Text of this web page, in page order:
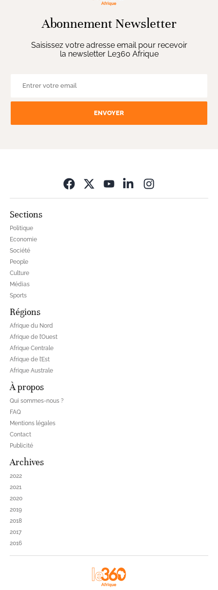
Abonnement Newsletter
Saisissez votre adresse email pour recevoir
la newsletter Le360 Afrique
ENVOYER
Sections
Politique
Economie
Société
People
Culture
Médias
Sports
Régions
Afrique du Nord
Afrique de l’Ouest
Afrique Centrale
Afrique de l’Est
Afrique Australe
À propos
Qui sommes-nous ?
FAQ
Mentions légales
Contact
Publicité
Archives
2022
2021
2020
2019
2018
2017
2016